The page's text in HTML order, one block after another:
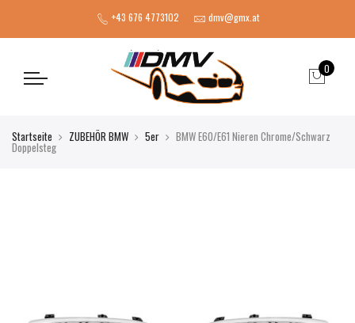
+43 676 4773102 dmv@gmx.at
0
Startseite ZUBEHÖR BMW 5er BMW E60/E61 Nieren Chrome/Schwarz
Doppelsteg